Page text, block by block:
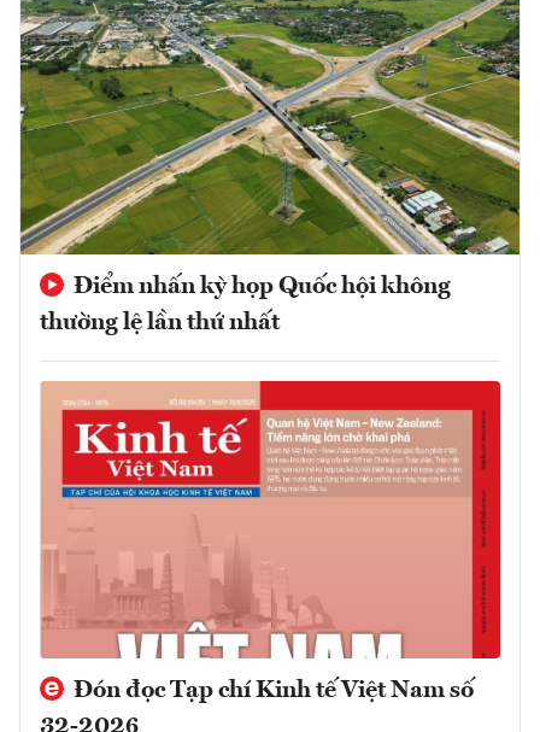
Điểm nhấn kỳ họp Quốc hội không
thường lệ lần thứ nhất
Đón đọc Tạp chí Kinh tế Việt Nam số
32-2026